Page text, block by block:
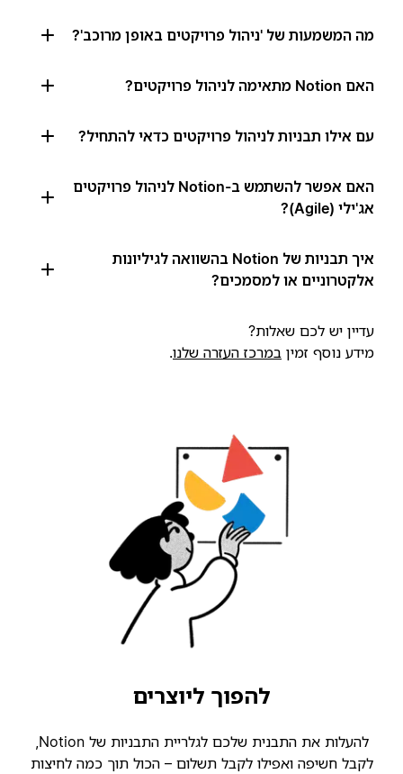
מה המשמעות של 'ניהול פרויקטים באופן מרוכב'?
האם Notion מתאימה לניהול פרויקטים?
עם אילו תבניות לניהול פרויקטים כדאי להתחיל?
האם אפשר להשתמש ב-Notion לניהול פרויקטים
אג'ילי (Agile)?
איך תבניות של Notion בהשוואה לגיליונות
אלקטרוניים או למסמכים?
עדיין יש לכם שאלות?
מידע נוסף זמין במרכז העזרה שלנו.
להפוך ליוצרים
להעלות את התבנית שלכם לגלריית התבניות של Notion,
לקבל חשיפה ואפילו לקבל תשלום – הכול תוך כמה לחיצות